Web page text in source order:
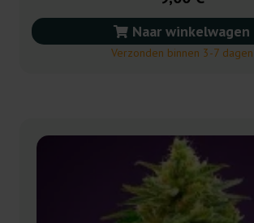
Naar winkelwagen
Verzonden binnen 3-7 dagen